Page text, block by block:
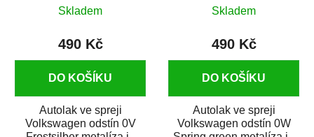
375 ml
Skladem
490 Kč
DO KOŠÍKU
Autolak ve spreji
Volkswagen odstín 0V
375 ml
Skladem
490 Kč
DO KOŠÍKU
Autolak ve spreji
Volkswagen odstín 0W